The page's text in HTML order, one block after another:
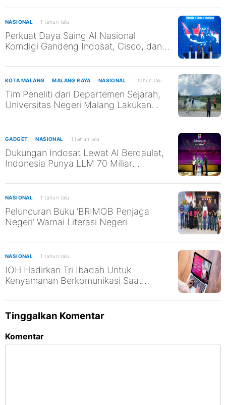
NASIONAL 1 tahun lalu
Perkuat Daya Saing AI Nasional
Komdigi Gandeng Indosat, Cisco, dan
Excellence
KOTA MALANG MALANG RAYA NASIONAL 1 tahun lalu
Tim Peneliti dari Departemen Sejarah,
Universitas Negeri Malang Lakukan
Menjinakkan Kelud”
GADGET NASIONAL 1 tahun lalu
Dukungan Indosat Lewat AI Berdaulat,
Indonesia Punya LLM 70 Miliar
NASIONAL 1 tahun lalu
Peluncuran Buku ‘BRIMOB Penjaga
Negeri’ Warnai Literasi Negeri
NASIONAL 1 tahun lalu
IOH Hadirkan Tri Ibadah Untuk
Kenyamanan Berkomunikasi Saat
Tinggalkan Komentar
Komentar